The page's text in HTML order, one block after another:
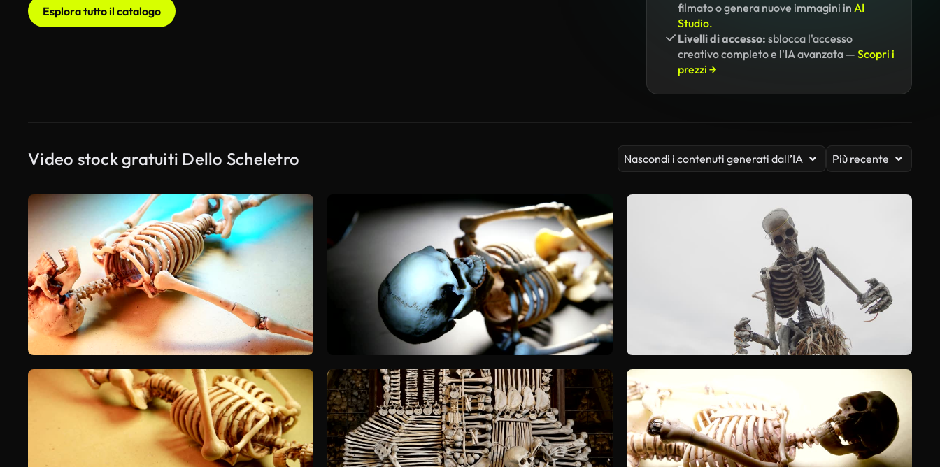
Esplora tutto il catalogo
filmato o genera nuove immagini in AI
Studio.
Livelli di accesso: sblocca l'accesso
creativo completo e l'IA avanzata — Scopri i
prezzi →
Video stock gratuiti Dello Scheletro Nascondi i contenuti generati dall’IA Più recente